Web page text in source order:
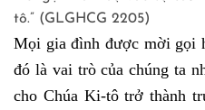
tô.” (GLGHCG 2205)
Mọi gia đình được mời gọi
đó là vai trò của chúng ta
cho Chúa Ki-tô trở thành